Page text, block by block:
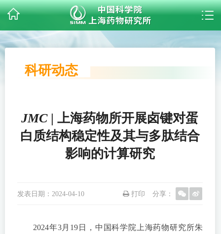
科研动态
JMC| 上海药物所开展卤键对蛋
白质结构稳定性及其与多肽结合
影响的计算研究
发表日期： 2024-04-10 分享：
打印
2024年3月19日，中国科学院上海药物研究所朱